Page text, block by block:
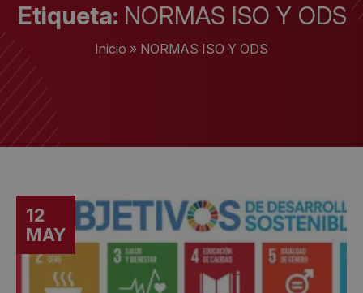
Etiqueta: NORMAS ISO Y ODS
Inicio » NORMAS ISO Y ODS
12
MAY